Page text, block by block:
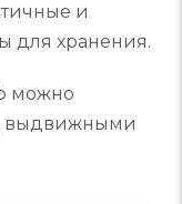
и
для хранения.
можно
выдвижными